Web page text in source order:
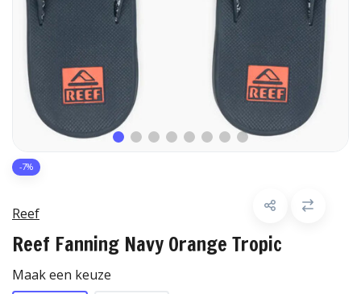
-7%
Reef
Reef Fanning Navy Orange Tropic
Maak een keuze